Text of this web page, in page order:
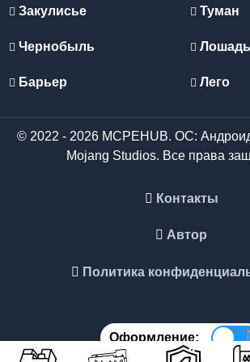
Закулисье
Чернобыль
Барьер
Туман
Лошадь
Лего
© 2022 - 2026 MCPEHUB. ОС:
Mojang Studios. Все права
Контакты
Автор
Политика
Оформление: